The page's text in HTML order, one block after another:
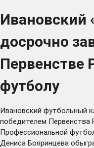
Ивановский
досрочно
Первенстве
футболу
Ивановский футбольный
победителем Первенства
Профессиональной
Дениса Бояринцева